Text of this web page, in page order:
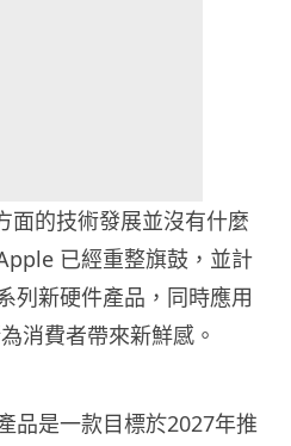
的技術發展並沒有什麼
已經重整旗鼓，並計
列新硬件產品，同時應用
消費者帶來新鮮感。
品是一款目標於2027年推